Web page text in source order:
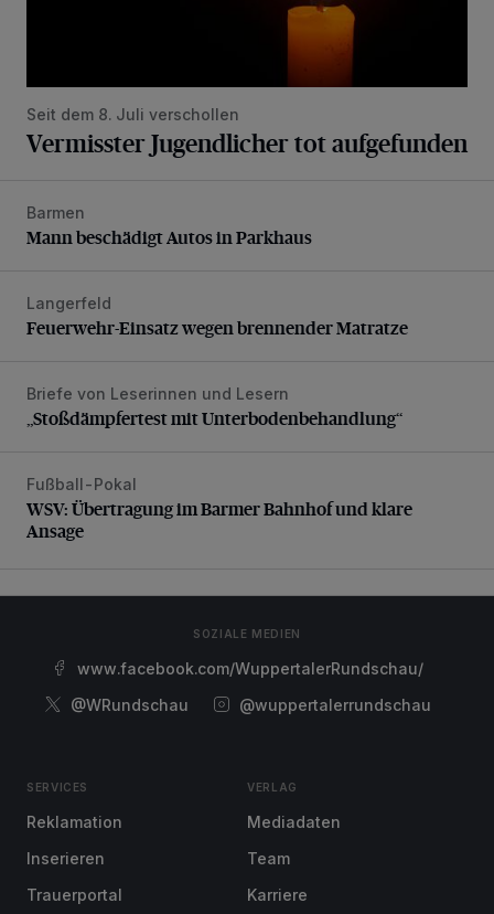
Seit dem 8. Juli verschollen
Vermisster Jugendlicher tot aufgefunden
Mann beschädigt Autos in Parkhaus
Barmen
Mann beschädigt Autos in Parkhaus
Feuerwehr-Einsatz wegen brennender Matratze
Langerfeld
Feuerwehr-Einsatz wegen brennender Matratze
„Stoßdämpfertest mit Unterbodenbehandlung“
Briefe von Leserinnen und Lesern
„Stoßdämpfertest mit Unterbodenbehandlung“
WSV: Übertragung im Barmer Bahnhof und klare Ansage
Fußball-Pokal
WSV: Übertragung im Barmer Bahnhof und klare
Ansage
SOZIALE MEDIEN
www.facebook.com/WuppertalerRundschau/
@WRundschau
@wuppertalerrundschau
SERVICES
Reklamation
Inserieren
Trauerportal
VERLAG
Mediadaten
Team
Karriere